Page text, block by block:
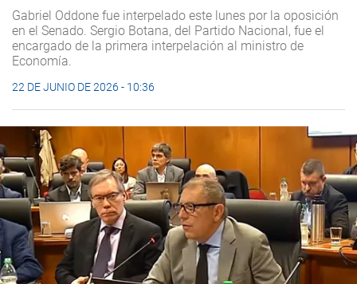
Gabriel Oddone fue interpelado este lunes por la oposición
en el Senado. Sergio Botana, del Partido Nacional, fue el
encargado de la primera interpelación al ministro de
Economía.
22 DE JUNIO DE 2026 - 10:36